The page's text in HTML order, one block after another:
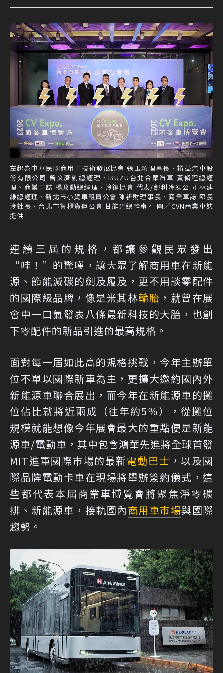
左起為中華民國商用車技術發展協會 張玉穎理事長、裕益汽車股
份有限公司 曾文濟副總經理、ISUZU台北合眾汽車 黃脩程總經
理、商業車誌 楊政勳總經理、冷鏈協會 代表/邰利冷凍公司 林建
維總經理、新北市小貨車租賃公會 陳祈財理事長、商業車誌 邵長
玲社長、台北市貨櫃貨運公會 甘能光總幹事。 圖／CVN商業車誌
提供
連續三屆的規格，都讓參觀民眾發出
“哇！”的驚嘆，讓大眾了解商用車在新能
源、節能減碳的劍及履及，更不用談零配件
的國際級品牌，像是米其林輪胎 ，就曾在展
會中一口氣發表八條最新科技的大胎，也創
下零配件的新品引進的最高規格。
面對每一屆如此高的規格挑戰，今年主辦單
位不單以國際新車為主，更擴大邀約國內外
新能源車聯合展出，而今年在新能源車的攤
位佔比就將近兩成（往年約5％），從攤位
規模就能想像今年展會最大的重點便是新能
源車/電動車，其中包含鴻華先進將全球首發
MIT進軍國際市場的最新電動巴士 ，以及國
際品牌電動卡車在現場將舉辦簽約儀式，這
些都代表本屆商業車博覽會將聚焦淨零碳
排、新能源車，接軌國內商用車市場與國際
趨勢。